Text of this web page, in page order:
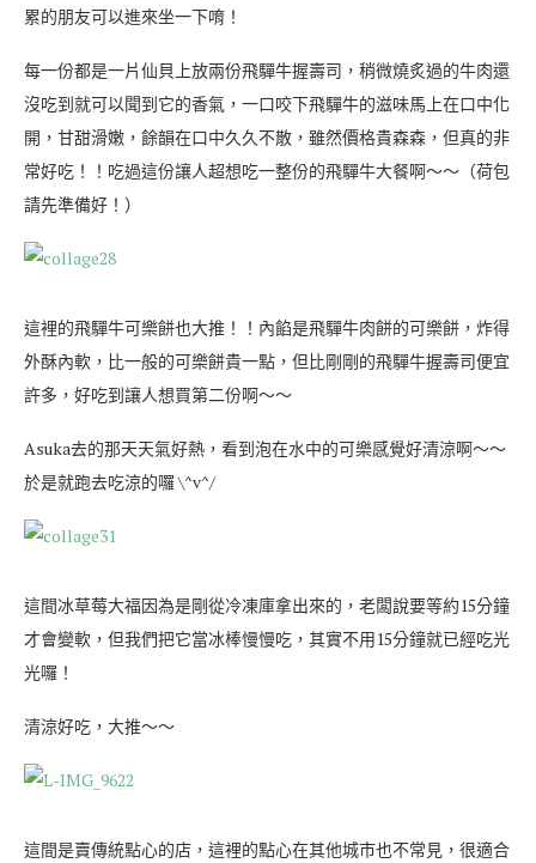
累的朋友可以進來坐一下唷！
每一份都是一片仙貝上放兩份飛驒牛握壽司，稍微燒炙過的牛肉還
沒吃到就可以聞到它的香氣，一口咬下飛驒牛的滋味馬上在口中化
開，甘甜滑嫩，餘韻在口中久久不散，雖然價格貴森森，但真的非
常好吃！！吃過這份讓人超想吃一整份的飛驒牛大餐啊～～（荷包
請先準備好！）
這裡的飛驒牛可樂餅也大推！！內餡是飛驒牛肉餅的可樂餅，炸得
外酥內軟，比一般的可樂餅貴一點，但比剛剛的飛驒牛握壽司便宜
許多，好吃到讓人想買第二份啊～～
Asuka去的那天天氣好熱，看到泡在水中的可樂感覺好清涼啊～～
於是就跑去吃涼的囉 \^v^/
這間冰草莓大福因為是剛從冷凍庫拿出來的，老闆說要等約15分鐘
才會變軟，但我們把它當冰棒慢慢吃，其實不用15分鐘就已經吃光
光囉！
清涼好吃，大推～～
這間是賣傳統點心的店，這裡的點心在其他城市也不常見，很適合